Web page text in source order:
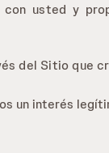
usted y
del Sitio que
un interés